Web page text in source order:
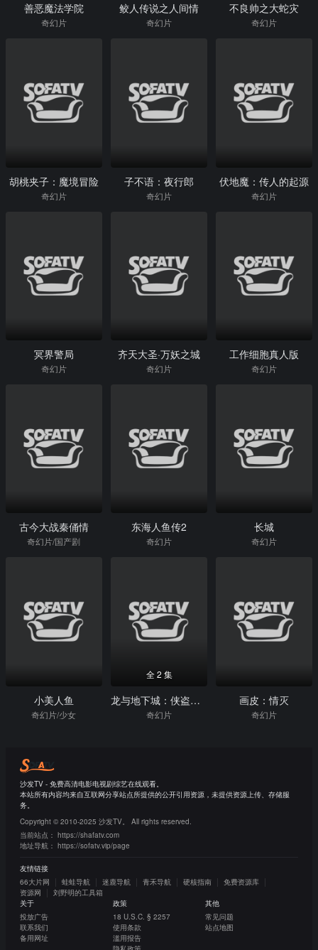
善恶魔法学院
奇幻片
鲛人传说之人间情
奇幻片
不良帅之大蛇灾
奇幻片
胡桃夹子：魔境冒险
奇幻片
子不语：夜行郎
奇幻片
伏地魔：传人的起源
奇幻片
冥界警局
奇幻片
齐天大圣·万妖之城
奇幻片
工作细胞真人版
奇幻片
古今大战秦俑情
奇幻片/国产剧
东海人鱼传2
奇幻片
长城
奇幻片
小美人鱼
奇幻片/少女
全 2 集
龙与地下城：侠盗荣耀
奇幻片
画皮：情灭
奇幻片
沙发TV - 免费高清电影电视剧综艺在线观看。
本站所有内容均来自互联网分享站点所提供的公开引用资源，未提供资源上传、存储服
务。
Copyright © 2010-2025 沙发TV。 All rights reserved.
当前站点： https://shafatv.com
地址导航： https://sofatv.vip/page
友情链接
66大片网
蛙蛙导航 迷鹿导航 青禾导航 硬核指南
免费资源库
资源网
刘野明的工具箱
关于
投放广告
联系我们
备用网址
政策
18 U.S.C. § 2257
使用条款
滥用报告
其他
常见问题
站点地图